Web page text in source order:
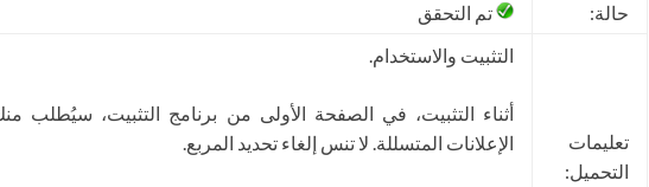
حالة: تم التحقق
تعليمات
التحميل:
التثبيت والاستخدام.
أثناء التثبيت، في الصفحة الأولى من برنامج التثبيت، سيُطلب
الإعلانات المتسللة. لا تنس إلغاء تحديد المربع.